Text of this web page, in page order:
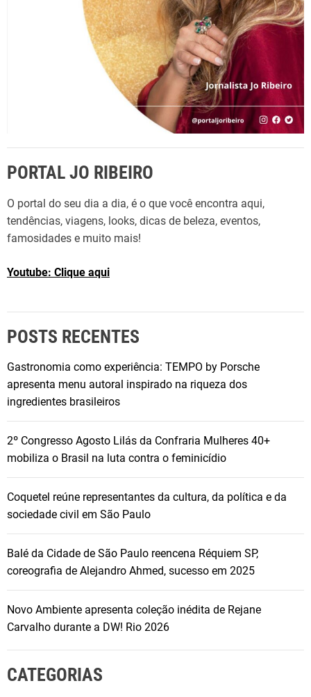
PORTAL JO RIBEIRO
O portal do seu dia a dia, é o que você encontra aqui,
tendências, viagens, looks, dicas de beleza, eventos,
famosidades e muito mais!
Youtube: Clique aqui
POSTS RECENTES
Gastronomia como experiência: TEMPO by Porsche
apresenta menu autoral inspirado na riqueza dos
ingredientes brasileiros
2º Congresso Agosto Lilás da Confraria Mulheres 40+
mobiliza o Brasil na luta contra o feminicídio
Coquetel reúne representantes da cultura, da política e da
sociedade civil em São Paulo
Balé da Cidade de São Paulo reencena Réquiem SP,
coreografia de Alejandro Ahmed, sucesso em 2025
Novo Ambiente apresenta coleção inédita de Rejane
Carvalho durante a DW! Rio 2026
CATEGORIAS